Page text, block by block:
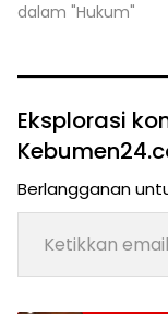
dalam "Hukum"
Eksplorasi
Berlangganan
Ketikkan email Anda...